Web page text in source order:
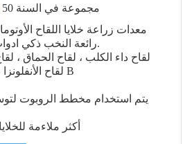
50 مجموعة في السنة
معدات زراعة خلايا اللقاح
رائعة النخب ذكي ادوات شارك.، المحدودة.
لقاح الأنفلونزا ، لقاح التهاب الدماغ B
• يتم استخدام مخطط الروبوت
• أكثر ملاءمة